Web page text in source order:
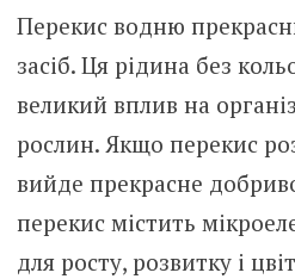
Перекис водню
засіб. Ця рідина без
великий вплив на
рослин. Якщо перекис
вийде прекрасне
перекис містить
для росту, розвитку і